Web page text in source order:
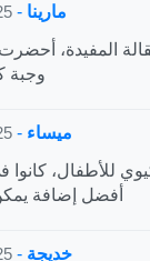
مارينا -
المفيدة، أحضرت
وجبة
ميساء -
للأطفال، كانوا
أفضل إضافة
خديجة -